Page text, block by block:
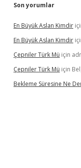
Son yorumlar
En Büyük Aslan Kimdir
En Büyük Aslan Kimdir
Çepniler Türk Mü için
Çepniler Türk Mü için
Bekleme Süresine Ne